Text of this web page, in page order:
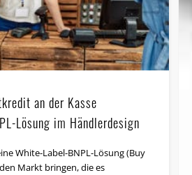
an der Kasse
Lösung im Händlerdesign
White-Label-BNPL-Lösung (Buy
Markt bringen, die es